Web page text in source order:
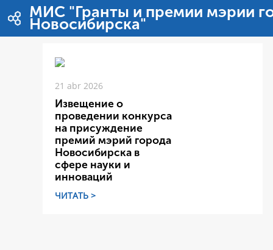
Pular para o conteúdo
МИС "Гранты и премии мэрии
Новосибирска"
21 abr 2026
Извещение о
проведении конкурса
на присуждение
премий мэрий города
Новосибирска в
сфере науки и
инноваций
ЧИТАТЬ >